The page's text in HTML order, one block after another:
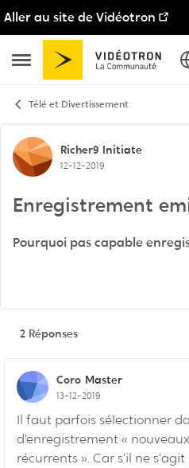
Aller au site de Vidéotron
Ouvrir Menu Latéral
Passer au contenu
Télé et Divertissement
Discussion de
Richer9 Initiate
12-12-2019
Enregistrement
Pourquoi pas capable
2 Réponses
Coro Master
13-12-2019
Il faut parfois sélectionner
d’enregistrement «
récurrents ». Car s’il ne